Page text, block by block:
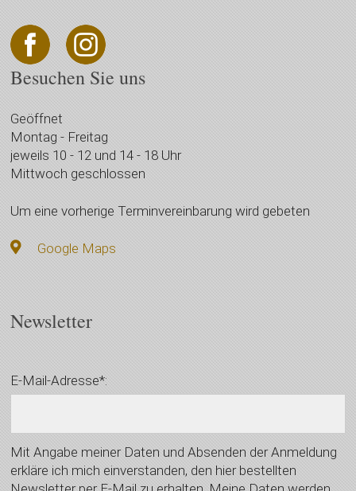
Besuchen Sie uns
Geöffnet
Montag - Freitag
jeweils 10 - 12 und 14 - 18 Uhr
Mittwoch geschlossen
Um eine vorherige Terminvereinbarung wird gebeten
Google Maps
Newsletter
E-Mail-Adresse*:
Mit Angabe meiner Daten und Absenden der Anmeldung
erkläre ich mich einverstanden, den hier bestellten